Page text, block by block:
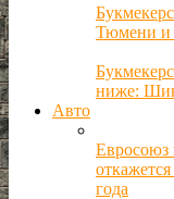
Тюмени и
ниже:
Авто
Евросоюз
года